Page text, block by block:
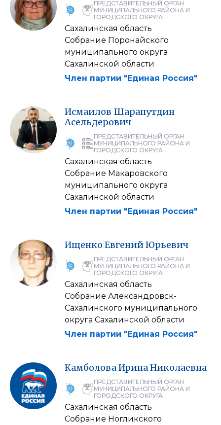
ПРЕДСТАВИТЕЛЬНЫЙ ОРГАН
МУНИЦИПАЛЬНОГО РАЙОНА И
ГОРОДСКОГО ОКРУГА
Сахалинская область
Собрание Поронайского
муниципального округа
Сахалинской области
Член партии "Единая Россия"
Исмаилов Шарапутдин
Асельдерович
ПРЕДСТАВИТЕЛЬНЫЙ ОРГАН
МУНИЦИПАЛЬНОГО РАЙОНА И
ГОРОДСКОГО ОКРУГА
Сахалинская область
Собрание Макаровского
муниципального округа
Сахалинской области
Член партии "Единая Россия"
Ищенко ЕвгенийЮрьевич
ПРЕДСТАВИТЕЛЬНЫЙ ОРГАН
МУНИЦИПАЛЬНОГО РАЙОНА И
ГОРОДСКОГО ОКРУГА
Сахалинская область
Собрание Александровск-
Сахалинского муниципального
округа Сахалинской области
Член партии "Единая Россия"
Камболова Ирина Николаевна
ПРЕДСТАВИТЕЛЬНЫЙ ОРГАН
МУНИЦИПАЛЬНОГО РАЙОНА И
ГОРОДСКОГО ОКРУГА
Сахалинская область
Собрание Ногликского